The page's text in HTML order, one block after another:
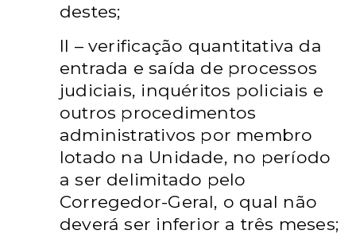
destes;
II – verificação quantitativa da
entrada e saída de processos
judiciais, inquéritos policiais e
outros procedimentos
administrativos por membro
lotado na Unidade, no período
a ser delimitado pelo
Corregedor-Geral, o qual não
deverá ser inferior a três meses;